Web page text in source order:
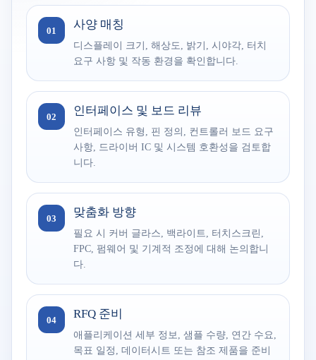
01 사양 매칭
디스플레이 크기, 해상도, 밝기, 시야각, 터치
요구 사항 및 작동 환경을 확인합니다.
02 인터페이스 및 보드 리뷰
인터페이스 유형, 핀 정의, 컨트롤러 보드 요구
사항, 드라이버 IC 및 시스템 호환성을 검토합
니다.
03 맞춤화 방향
필요 시 커버 글라스, 백라이트, 터치스크린,
FPC, 펌웨어 및 기계적 조정에 대해 논의합니
다.
04 RFQ 준비
애플리케이션 세부 정보, 샘플 수량, 연간 수요,
목표 일정, 데이터시트 또는 참조 제품을 준비